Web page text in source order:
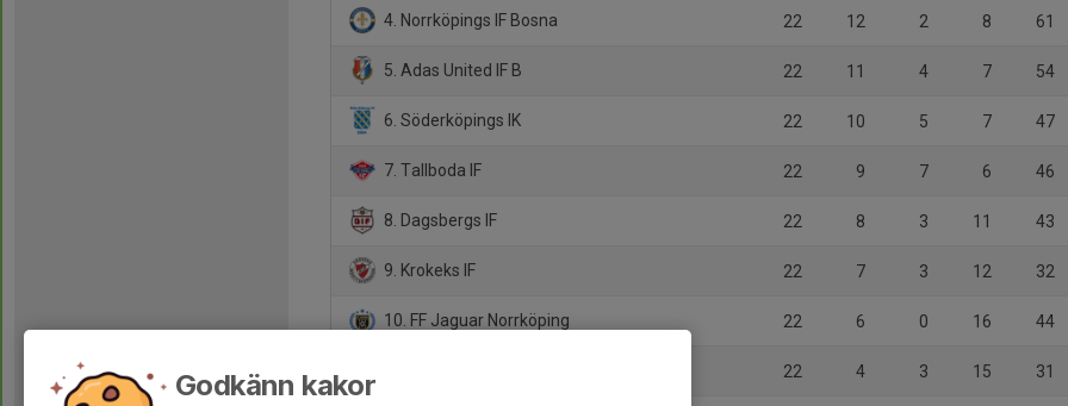
4. Norrköpings IF Bosna 22 12 2 8 61
5. Adas United IF B 22 11 4 7 54
6. Söderköpings IK 22 10 5 7 47
7. Tallboda IF 22 9 7 6 46
8. Dagsbergs IF 22 8 3 11 43
9. Krokeks IF 22 7 3 12 32
10. FF Jaguar Norrköping 22 6 0 16 44
22 4 3 15 31
Godkänn kakor